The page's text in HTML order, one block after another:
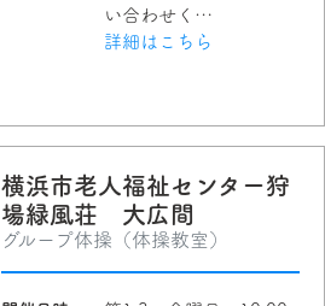
い合わせく…
詳細はこちら
横浜市老人福祉センター狩
場緑風荘 大広間
グループ体操（体操教室）